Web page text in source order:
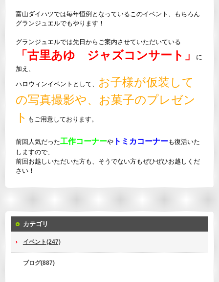
富山ダイハツでは毎年恒例となっているこのイベント、もちろん
グランジュエルでもやります！
グランジュエルでは先日からご案内させていただいている
「古里あゆ ジャズコンサート」
に
加え、
ハロウィンイベントとして、
お子様が仮装して
の写真撮影や、お菓子のプレゼン
ト もご用意しております。
前回人気だった工作コーナーや トミカコーナーも復活いた
しますので、
前回お越しいただいた方も、そうでない方もぜひぜひお越しくだ
さい！
カテゴリ
イベント(247)
ブログ(887)